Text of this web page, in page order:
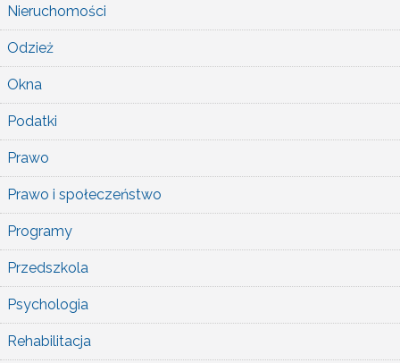
Nieruchomości
Odzież
Okna
Podatki
Prawo
Prawo i społeczeństwo
Programy
Przedszkola
Psychologia
Rehabilitacja